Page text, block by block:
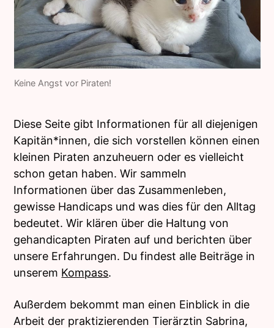
Keine Angst vor Piraten!
Diese Seite gibt Informationen für all diejenigen
Kapitän*innen, die sich vorstellen können einen
kleinen Piraten anzuheuern oder es vielleicht
schon getan haben. Wir sammeln
Informationen über das Zusammenleben,
gewisse Handicaps und was dies für den Alltag
bedeutet. Wir klären über die Haltung von
gehandicapten Piraten auf und berichten über
unsere Erfahrungen. Du findest alle Beiträge in
unserem Kompass.
Außerdem bekommt man einen Einblick in die
Arbeit der praktizierenden Tierärztin Sabrina,